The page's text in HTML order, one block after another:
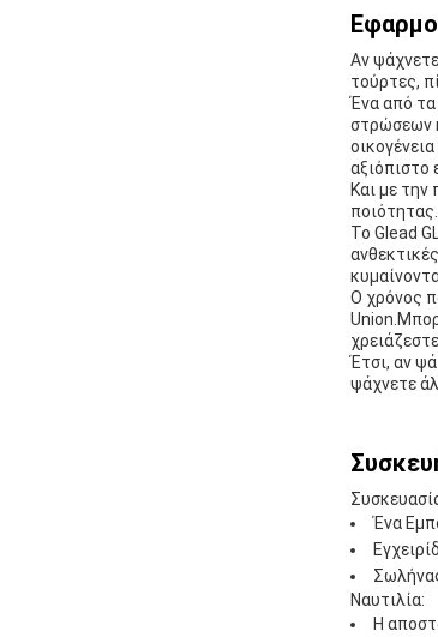
Αν
τούρτες,
Ένα από τα
στρώσεων
αξιόπιστο
Και με την
Το Glead
Ο χρόνος
Έτσι, αν
ψάχνετε
Ένα
Ναυτιλία:
Η